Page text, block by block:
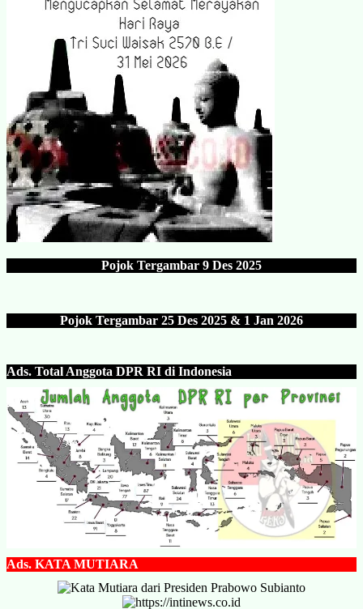
Pojok Tergambar 9 Des 2025
Pojok Tergambar 25 Des 2025 & 1 Jan 2026
Ads. Total Anggota DPR RI di Indonesia
Ads. KATA MUTIARA